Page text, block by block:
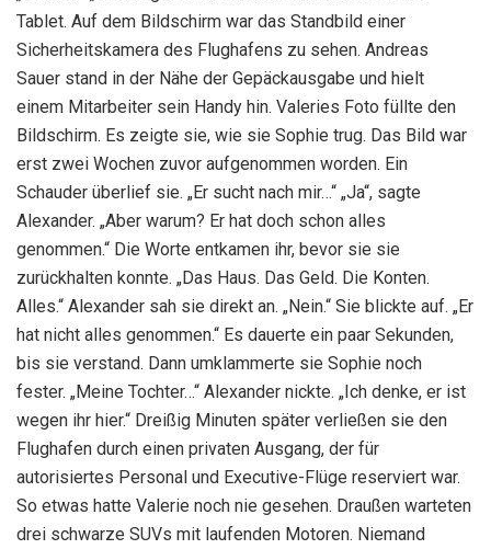
Tablet. Auf dem Bildschirm war das Standbild einer
Sicherheitskamera des Flughafens zu sehen. Andreas
Sauer stand in der Nähe der Gepäckausgabe und hielt
einem Mitarbeiter sein Handy hin. Valeries Foto füllte den
Bildschirm. Es zeigte sie, wie sie Sophie trug. Das Bild war
erst zwei Wochen zuvor aufgenommen worden. Ein
Schauder überlief sie. „Er sucht nach mir…“ „Ja“, sagte
Alexander. „Aber warum? Er hat doch schon alles
genommen.“ Die Worte entkamen ihr, bevor sie sie
zurückhalten konnte. „Das Haus. Das Geld. Die Konten.
Alles.“ Alexander sah sie direkt an. „Nein.“ Sie blickte auf. „Er
hat nicht alles genommen.“ Es dauerte ein paar Sekunden,
bis sie verstand. Dann umklammerte sie Sophie noch
fester. „Meine Tochter…“ Alexander nickte. „Ich denke, er ist
wegen ihr hier.“ Dreißig Minuten später verließen sie den
Flughafen durch einen privaten Ausgang, der für
autorisiertes Personal und Executive-Flüge reserviert war.
So etwas hatte Valerie noch nie gesehen. Draußen warteten
drei schwarze SUVs mit laufenden Motoren. Niemand